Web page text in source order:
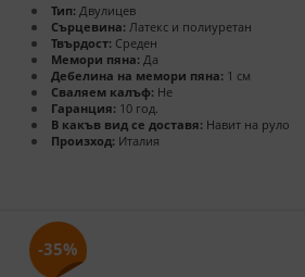
Тип: Двулицев
Сърцевина: Латекс и полиуретан
Твърдост: Среден
Мемори пяна: Да
Дебелина на мемори пяна: 1 см
Сваляем калъф: Не
Гаранция: 10 год.
В какъв вид се доставя: Навит на руло
Произход: Италия
-35%